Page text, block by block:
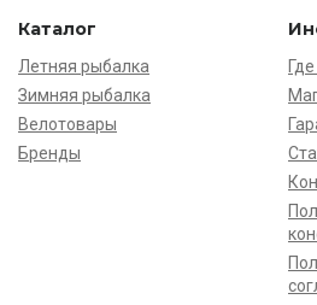
Каталог
Летняя рыбалка
Зимняя рыбалка
Велотовары
Бренды